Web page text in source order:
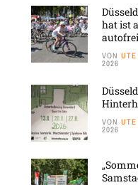
hat ist
VON UTE
2026
VON UTE
2026